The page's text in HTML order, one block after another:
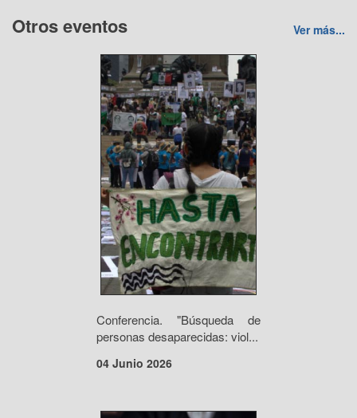
Otros eventos Ver más...
Conferencia. "Búsqueda de
personas desaparecidas: viol...
04 Junio 2026